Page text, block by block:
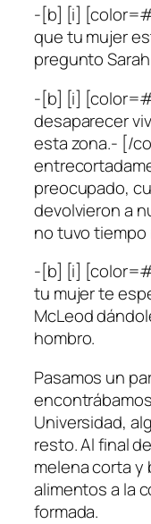
-[b] [i]
que tu mujer
pregunto
-[b] [i]
desaparecer
esta zona.- [/
preocupado,
devolvieron a
no tuvo tiempo
-[b] [i]
tu mujer te
McLeod
hombro.
Pasamos un
Universidad,
resto. Al final
melena corta y
alimentos a la
formada.